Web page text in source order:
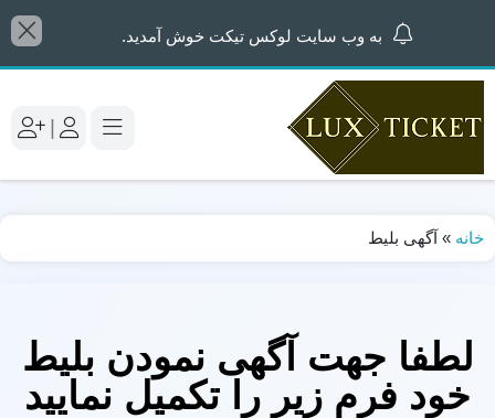
به وب سایت لوکس تیکت خوش آمدید.
|
خانه » آگهی بلیط
لطفا جهت آگهی نمودن بلیط
خود فرم زیر را تکمیل نمایید